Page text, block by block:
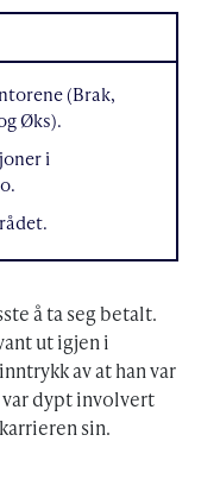
(Brak,
Øks).
i
å ta seg betalt.
ut igjen i
av at han var
dypt involvert
sin.